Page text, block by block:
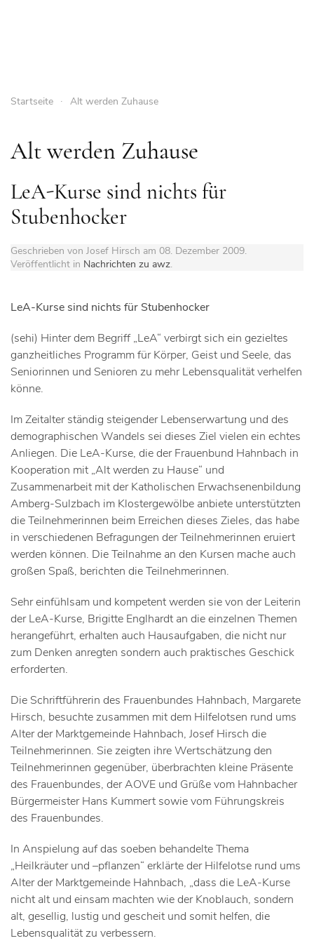
Startseite Alt werden Zuhause
Alt werden Zuhause
LeA-Kurse sind nichts für
Stubenhocker
Geschrieben von Josef Hirsch am 08. Dezember 2009.
Veröffentlicht in Nachrichten zu awz.
LeA-Kurse sind nichts für Stubenhocker
(sehi) Hinter dem Begriff „LeA“ verbirgt sich ein gezieltes
ganzheitliches Programm für Körper, Geist und Seele, das
Seniorinnen und Senioren zu mehr Lebensqualität verhelfen
könne.
Im Zeitalter ständig steigender Lebenserwartung und des
demographischen Wandels sei dieses Ziel vielen ein echtes
Anliegen. Die LeA-Kurse, die der Frauenbund Hahnbach in
Kooperation mit „Alt werden zu Hause“ und
Zusammenarbeit mit der Katholischen Erwachsenenbildung
Amberg-Sulzbach im Klostergewölbe anbiete unterstützten
die Teilnehmerinnen beim Erreichen dieses Zieles, das habe
in verschiedenen Befragungen der Teilnehmerinnen eruiert
werden können. Die Teilnahme an den Kursen mache auch
großen Spaß, berichten die Teilnehmerinnen.
Sehr einfühlsam und kompetent werden sie von der Leiterin
der LeA-Kurse, Brigitte Englhardt an die einzelnen Themen
herangeführt, erhalten auch Hausaufgaben, die nicht nur
zum Denken anregten sondern auch praktisches Geschick
erforderten.
Die Schriftführerin des Frauenbundes Hahnbach, Margarete
Hirsch, besuchte zusammen mit dem Hilfelotsen rund ums
Alter der Marktgemeinde Hahnbach, Josef Hirsch die
Teilnehmerinnen. Sie zeigten ihre Wertschätzung den
Teilnehmerinnen gegenüber, überbrachten kleine Präsente
des Frauenbundes, der AOVE und Grüße vom Hahnbacher
Bürgermeister Hans Kummert sowie vom Führungskreis
des Frauenbundes.
In Anspielung auf das soeben behandelte Thema
„Heilkräuter und –pflanzen“ erklärte der Hilfelotse rund ums
Alter der Marktgemeinde Hahnbach, „dass die LeA-Kurse
nicht alt und einsam machten wie der Knoblauch, sondern
alt, gesellig, lustig und gescheit und somit helfen, die
Lebensqualität zu verbessern.